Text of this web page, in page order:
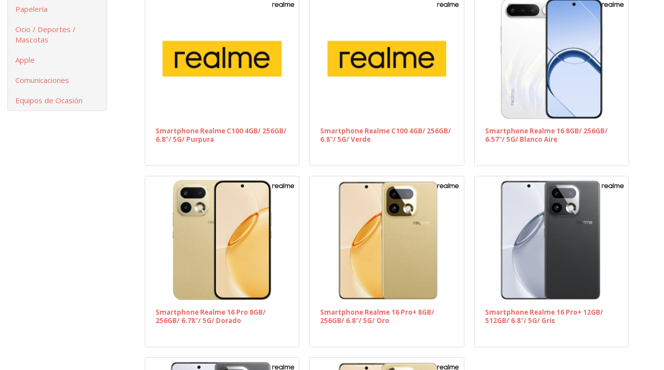
Papelería
Ocio / Deportes /
Mascotas
Apple
Comunicaciones
Equipos de Ocasión
Smartphone Realme C100 4GB/ 256GB/
6.8"/ 5G/ Purpura
Smartphone Realme C100 4GB/ 256GB/
6.8"/ 5G/ Verde
Smartphone Realme 16 8GB/ 256GB/
6.57"/ 5G/ Blanco Aire
Smartphone Realme 16 Pro 8GB/
256GB/ 6.78"/ 5G/ Dorado
Smartphone Realme 16 Pro+ 8GB/
256GB/ 6.8"/ 5G/ Oro
Smartphone Realme 16 Pro+ 12GB/
512GB/ 6.8"/ 5G/ Gris